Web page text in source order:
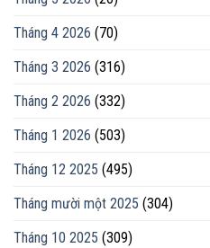
Tháng 4 2026 (70)
Tháng 3 2026 (316)
Tháng 2 2026 (332)
Tháng 1 2026 (503)
Tháng 12 2025 (495)
Tháng mười một 2025 (304)
Tháng 10 2025 (309)